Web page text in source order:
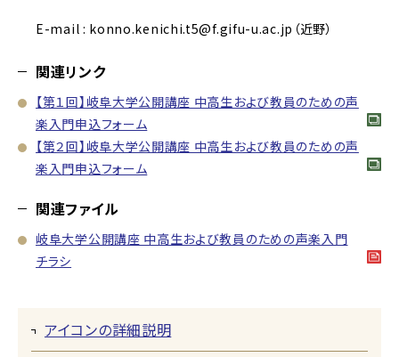
E-mail : konno.kenichi.t5@f.gifu-u.ac.jp（近野）
関連リンク
【第１回】岐阜大学公開講座 中高生および教員のための声
楽入門申込フォーム
【第２回】岐阜大学公開講座 中高生および教員のための声
楽入門申込フォーム
関連ファイル
岐阜大学公開講座 中高生および教員のための声楽入門
チラシ
アイコンの詳細説明